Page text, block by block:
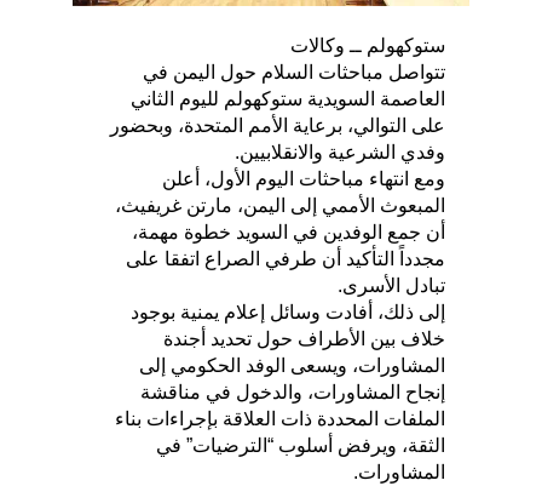
ستوكهولم ــ وكالات
تتواصل مباحثات السلام حول اليمن في
العاصمة السويدية ستوكهولم لليوم الثاني
على التوالي، برعاية الأمم المتحدة، وبحضور
وفدي الشرعية والانقلابيين.
ومع انتهاء مباحثات اليوم الأول، أعلن
المبعوث الأممي إلى اليمن، مارتن غريفيث،
أن جمع الوفدين في السويد خطوة مهمة،
مجدداً التأكيد أن طرفي الصراع اتفقا على
تبادل الأسرى.
إلى ذلك، أفادت وسائل إعلام يمنية بوجود
خلاف بين الأطراف حول تحديد أجندة
المشاورات، ويسعى الوفد الحكومي إلى
إنجاح المشاورات، والدخول في مناقشة
الملفات المحددة ذات العلاقة بإجراءات بناء
الثقة، ويرفض أسلوب “الترضيات” في
المشاورات.